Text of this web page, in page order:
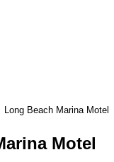
Long Beach Marina Motel
Motel